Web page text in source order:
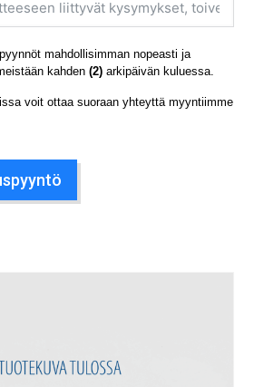
mahdollisimman nopeasti ja
kahden (2) arkipäivän kuluessa.
voit ottaa suoraan yhteyttä myyntiimme